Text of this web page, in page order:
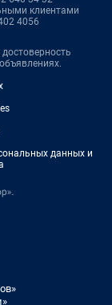
клиентами
4056
данных и